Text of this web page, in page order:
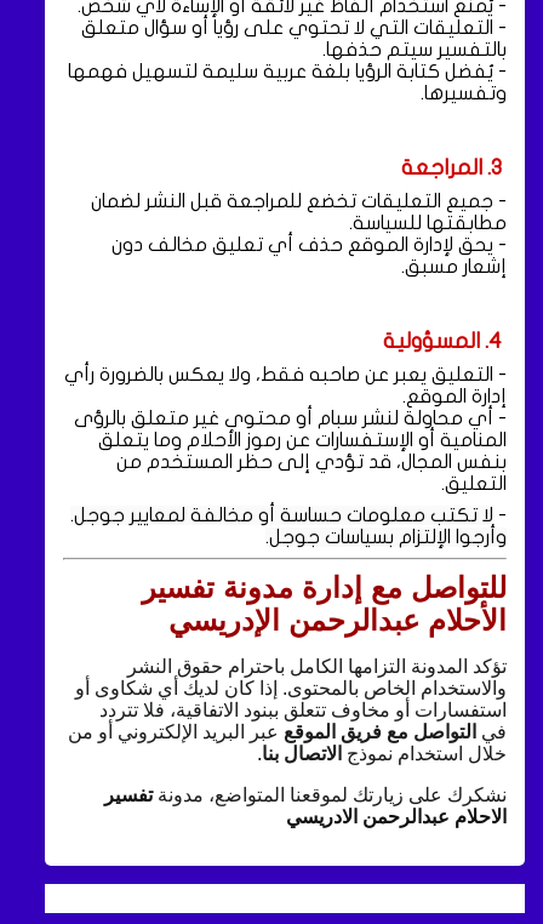
- يُمنع استخدام ألفاظ غير لائقة أو الإساءة لأي شخص.
- التعليقات التي لا تحتوي على رؤيا أو سؤال متعلق
بالتفسير سيتم حذفها.
- يُفضل كتابة الرؤيا بلغة عربية سليمة لتسهيل فهمها
وتفسيرها.
- جميع التعليقات تخضع للمراجعة قبل النشر لضمان
مطابقتها للسياسة.
- يحق لإدارة الموقع حذف أي تعليق مخالف دون
إشعار مسبق.
- التعليق يعبر عن صاحبه فقط، ولا يعكس بالضرورة رأي
إدارة الموقع.
- أي محاولة لنشر سبام أو محتوى غير متعلق بالرؤى
المنامية أو الإستفسارات عن رموز الأحلام وما يتعلق
بنفس المجال، قد تؤدي إلى حظر المستخدم من
التعليق.
- لا تكتب معلومات حساسة أو مخالفة لمعايير جوجل.
وأرجوا الإلتزام بسياسات جوجل.
للتواصل مع إدارة مدونة تفسير
الأحلام عبدالرحمن الإدريسي
تؤكد المدونة التزامها الكامل باحترام حقوق النشر
والاستخدام الخاص بالمحتوى. إذا كان لديك أي شكاوى أو
استفسارات أو مخاوف تتعلق ببنود الاتفاقية، فلا تتردد
في التواصل مع فريق الموقع عبر البريد الإلكتروني أو من
خلال استخدام نموذج الاتصال بنا.
نشكرك على زيارتك لموقعنا المتواضع، مدونة تفسير
الاحلام عبدالرحمن الادريسي